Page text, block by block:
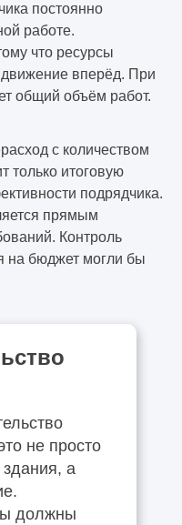
постоянно
работе.
что ресурсы
движение вперёд. При
общий объём работ.
с количеством
только итоговую
подрядчика.
прямым
Контроль
на бюджет могли бы
не просто
а
должны